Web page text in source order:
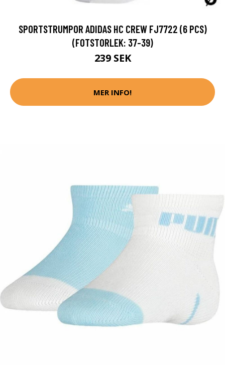
SPORTSTRUMPOR ADIDAS HC CREW FJ7722 (6 PCS)
(FOTSTORLEK: 37-39)
239 SEK
MER INFO!